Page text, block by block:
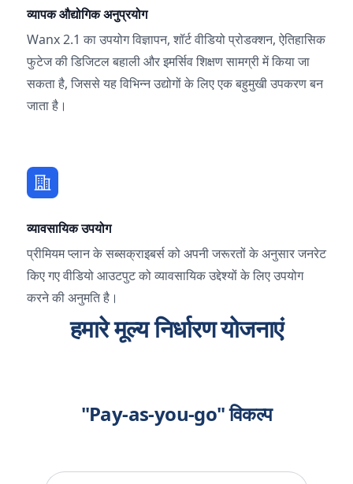
व्यापक औद्योगिक अनुप्रयोग
Wanx 2.1 का उपयोग विज्ञापन, शॉर्ट वीडियो प्रोडक्शन, ऐतिहासिक
फुटेज की डिजिटल बहाली और इमर्सिव शिक्षण सामग्री में किया जा
सकता है, जिससे यह विभिन्न उद्योगों के लिए एक बहुमुखी उपकरण बन
जाता है।
व्यावसायिक उपयोग
प्रीमियम प्लान के सब्सक्राइबर्स को अपनी जरूरतों के अनुसार जनरेट
किए गए वीडियो आउटपुट को व्यावसायिक उद्देश्यों के लिए उपयोग
करने की अनुमति है।
हमारे मूल्य निर्धारण योजनाएं
"Pay-as-you-go" विकल्प